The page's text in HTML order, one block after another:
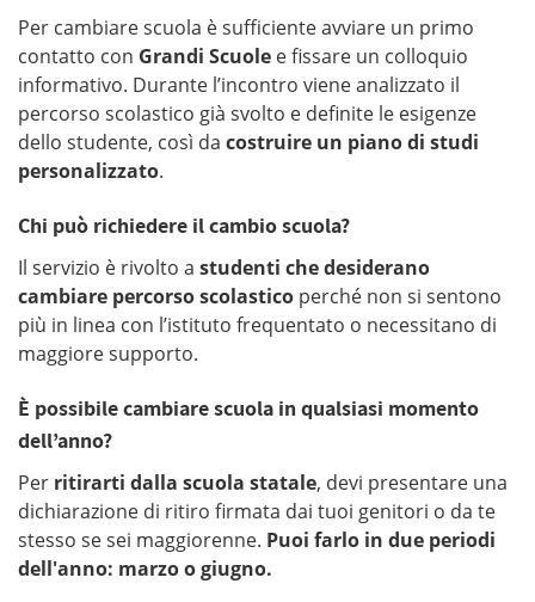
Per cambiare scuola è sufficiente avviare un primo
contatto con Grandi Scuole e fissare un colloquio
informativo. Durante l’incontro viene analizzato il
percorso scolastico già svolto e definite le esigenze
dello studente, così da costruire un piano di studi
personalizzato.
Chi può richiedere il cambio scuola?
Il servizio è rivolto a studenti che desiderano
cambiare percorso scolastico perché non si sentono
più in linea con l’istituto frequentato o necessitano di
maggiore supporto.
È possibile cambiare scuola in qualsiasi momento
dell’anno?
Per ritirarti dalla scuola statale, devi presentare una
dichiarazione di ritiro firmata dai tuoi genitori o da te
stesso se sei maggiorenne. Puoi farlo in due periodi
dell'anno: marzo o giugno.